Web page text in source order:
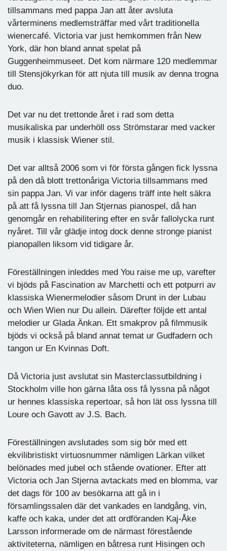
tillsammans med pappa Jan att åter avsluta
vårterminens medlemsträffar med vårt traditionella
wienercafé. Victoria var just hemkommen från New
York, där hon bland annat spelat på
Guggenheimmuseet. Det kom närmare 120 medlemmar
till Stensjökyrkan för att njuta till musik av denna trogna
duo.
Det var nu det trettonde året i rad som detta
musikaliska par underhöll oss Strömstarar med vacker
musik i klassisk Wiener stil.
Det var alltså 2006 som vi för första gången fick lyssna
på den då blott trettonåriga Victoria tillsammans med
sin pappa Jan. Vi var inför dagens träff inte helt säkra
på att få lyssna till Jan Stjernas pianospel, då han
genomgår en rehabilitering efter en svår fallolycka runt
nyåret. Till vår glädje intog dock denne stronge pianist
pianopallen liksom vid tidigare år.
Föreställningen inleddes med You raise me up, varefter
vi bjöds på Fascination av Marchetti och ett potpurri av
klassiska Wienermelodier såsom Drunt in der Lubau
och Wien Wien nur Du allein. Därefter följde ett antal
melodier ur Glada Änkan. Ett smakprov på filmmusik
bjöds vi också på bland annat temat ur Gudfadern och
tangon ur En Kvinnas Doft.
Då Victoria just avslutat sin Masterclassutbildning i
Stockholm ville hon gärna låta oss få lyssna på något
ur hennes klassiska repertoar, så hon lät oss lyssna till
Loure och Gavott av J.S. Bach.
Föreställningen avslutades som sig bör med ett
ekvilibristiskt virtuosnummer nämligen Lärkan vilket
belönades med jubel och stående ovationer. Efter att
Victoria och Jan Stjerna avtackats med en blomma, var
det dags för 100 av besökarna att gå in i
församlingssalen där det vankades en landgång, vin,
kaffe och kaka, under det att ordföranden Kaj-Åke
Larsson informerade om de närmast förestående
aktiviteterna, nämligen en båtresa runt Hisingen och